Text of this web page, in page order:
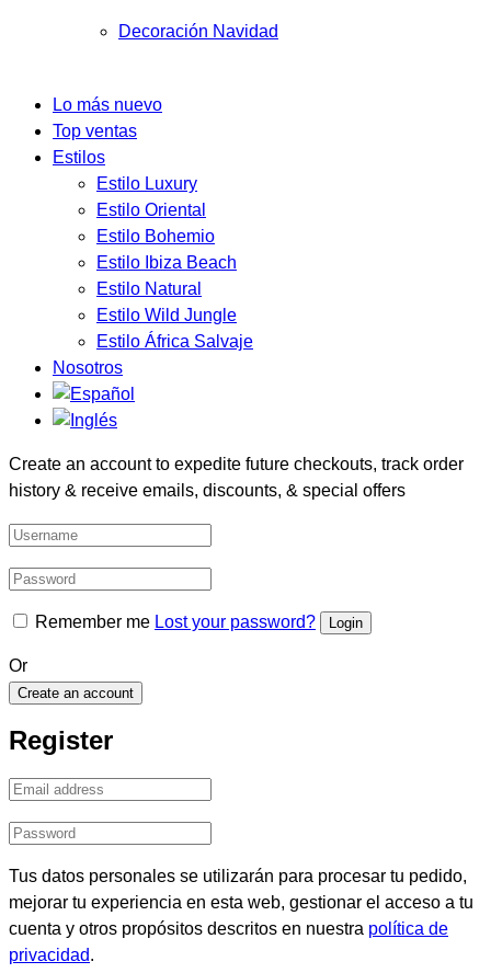
Decoración Navidad
Lo más nuevo
Top ventas
Estilos
Estilo Luxury
Estilo Oriental
Estilo Bohemio
Estilo Ibiza Beach
Estilo Natural
Estilo Wild Jungle
Estilo África Salvaje
Nosotros
Create an account to expedite future checkouts, track order
history & receive emails, discounts, & special offers
Remember me Lost your password?
Or
Create an account
Register
Tus datos personales se utilizarán para procesar tu pedido,
mejorar tu experiencia en esta web, gestionar el acceso a tu
cuenta y otros propósitos descritos en nuestra política de
privacidad.